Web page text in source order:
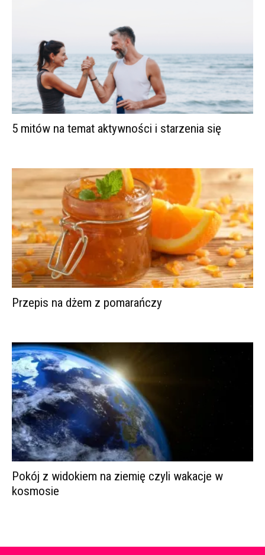
5 mitów na temat aktywności i starzenia się
Przepis na dżem z pomarańczy
Pokój z widokiem na ziemię czyli wakacje w
kosmosie